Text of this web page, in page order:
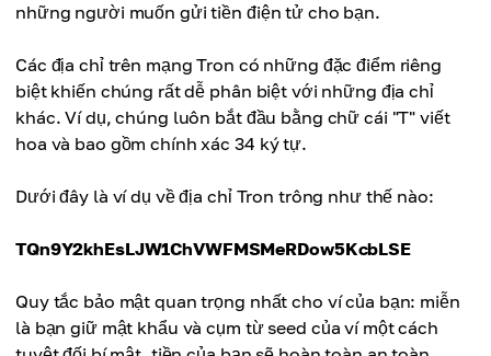
những người muốn gửi tiền điện tử cho bạn.
Các địa chỉ trên mạng Tron có những đặc điểm riêng
biệt khiến chúng rất dễ phân biệt với những địa chỉ
khác. Ví dụ, chúng luôn bắt đầu bằng chữ cái "T" viết
hoa và bao gồm chính xác 34 ký tự.
Dưới đây là ví dụ về địa chỉ Tron trông như thế nào:
TQn9Y2khEsLJW1ChVWFMSMeRDow5KcbLSE
Quy tắc bảo mật quan trọng nhất cho ví của bạn: miễn
là bạn giữ mật khẩu và cụm từ seed của ví một cách